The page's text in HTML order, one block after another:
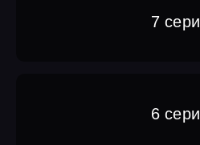
7
6